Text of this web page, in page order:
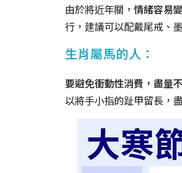
由於將近年關， 情緒容易
行，建議可以配戴尾戒、
生肖屬馬的人：
要避免衝動性消費，盡量
以將手小指的趾甲留長，